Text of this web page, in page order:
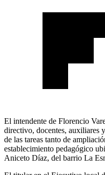
El intendente de Florencio
directivo, docentes, auxiliares
de las tareas tanto de
establecimiento pedagógico
Aniceto Díaz, del barrio La